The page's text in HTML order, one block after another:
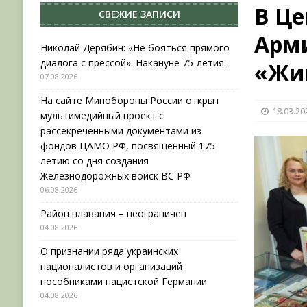
[ 04.08.2026 ] Район плавания – неограничен
[ 04.08.2026 ]
О признании ряда украинских
НОВОСТИ
[ 31.07.2026 ] АВГУСТ В ВОЕННОЙ ИСТОРИИ
[ 07.08.2026 ]
Николай Дерябин: «Не бояться
В
СВЕЖИЕ ЗАПИСИ
Николай Дерябин: «Не бояться прямого
диалога с прессой». Накануне 75-летия.
07.08.2026
На сайте Минобороны России открыт
мультимедийный проект с
рассекреченными документами из
фондов ЦАМО РФ, посвященный 175-
летию со дня создания
Железнодорожных войск ВС РФ
06.08.2026
Район плавания – неограничен
04.08.2026
О признании ряда украинских
националистов и организаций
пособниками нацистской Германии
04.08.2026